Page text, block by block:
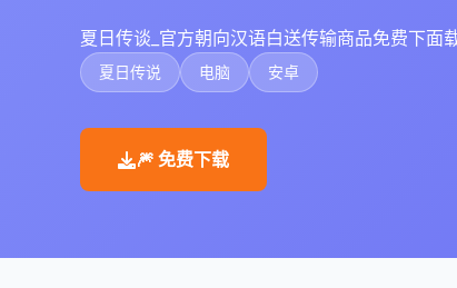
夏日传谈_官方朝向汉语白送传输商品免费下面
夏日传说 电脑 安卓
🎆 免费下载